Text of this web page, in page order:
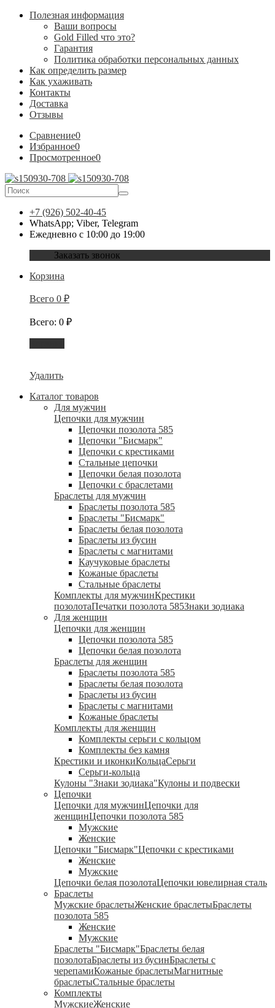
Полезная информация
Ваши вопросы
Gold Filled что это?
Гарантия
Политика обработки персональных данных
Как определить размер
Как ухаживать
Контакты
Доставка
Отзывы
Сравнение0
Избранное0
Просмотренное0
+7 (926) 502-40-45
WhatsApp; Viber, Telegram
Ежедневно с 10:00 до 19:00
Заказать звонок
Корзина
Всего 0 ₽
Всего: 0 ₽
Удалить
Каталог товаров
Для мужчин
Цепочки для мужчин
Цепочки позолота 585
Цепочки "Бисмарк"
Цепочки с крестиками
Стальные цепочки
Цепочки белая позолота
Цепочки с браслетами
Браслеты для мужчин
Браслеты позолота 585
Браслеты "Бисмарк"
Браслеты белая позолота
Браслеты из бусин
Браслеты с магнитами
Каучуковые браслеты
Кожаные браслеты
Стальные браслеты
Комплекты для мужчинКрестики
позолотаПечатки позолота 585Знаки зодиака
Для женщин
Цепочки для женщин
Цепочки позолота 585
Цепочки белая позолота
Браслеты для женщин
Браслеты позолота 585
Браслеты белая позолота
Браслеты из бусин
Браслеты с магнитами
Кожаные браслеты
Комплекты для женщин
Комплекты серьги с кольцом
Комплекты без камня
Крестики и иконкиКольцаСерьги
Серьги-кольца
Кулоны "Знаки зодиака"Кулоны и подвески
Цепочки
Цепочки для мужчинЦепочки для
женщинЦепочки позолота 585
Мужские
Женские
Цепочки "Бисмарк"Цепочки с крестиками
Женские
Мужские
Цепочки белая позолотаЦепочки ювелирная сталь
Браслеты
Мужские браслетыЖенские браслетыБраслеты
позолота 585
Женские
Мужские
Браслеты "Бисмарк"Браслеты белая
позолотаБраслеты из бусинБраслеты с
черепамиКожаные браслетыМагнитные
браслетыСтальные браслеты
Комплекты
МужскиеЖенские